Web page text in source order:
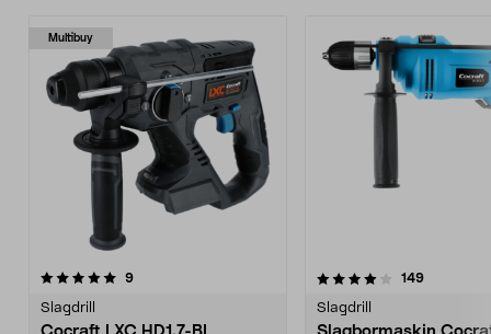
Multibuy
9anmeldelser
Slagdrill
4.0 av 5 stjerner 149
Slagdrill
4.5 av 5 stjerner